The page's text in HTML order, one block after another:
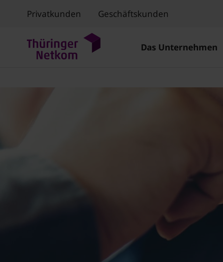
Privatkunden Geschäftskunden
Das Unternehmen